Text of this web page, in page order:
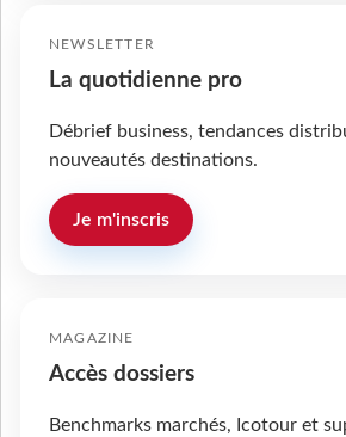
NEWSLETTER
La quotidienne pro
Débrief business, tendances
nouveautés destinations.
Je m'inscris
MAGAZINE
Accès dossiers
Benchmarks marchés, Icotour et